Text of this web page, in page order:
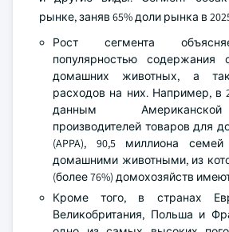
рынке, заняв 65% доли рынка в
Рост сегмента
популярностью содержания
домашних животных, а
расходов на них. Например, в
данным
производителей товаров для
(APPA), 90,5 миллиона
домашними животными, из
(более 76%) домохозяйств
Кроме того, в странах
Великобритания, Польша и